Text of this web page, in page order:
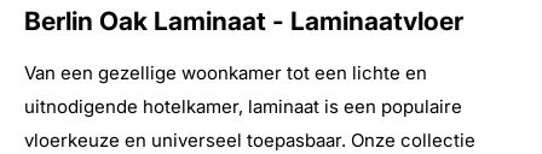
Berlin Oak Laminaat - Laminaatvloer
Van een gezellige woonkamer tot een lichte en
uitnodigende hotelkamer, laminaat is een populaire
vloerkeuze en universeel toepasbaar. Onze collectie